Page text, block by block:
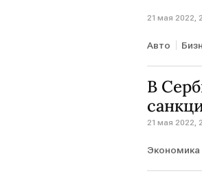
21 мая 2022,
Авто
В
21 мая 2022,
Экономика